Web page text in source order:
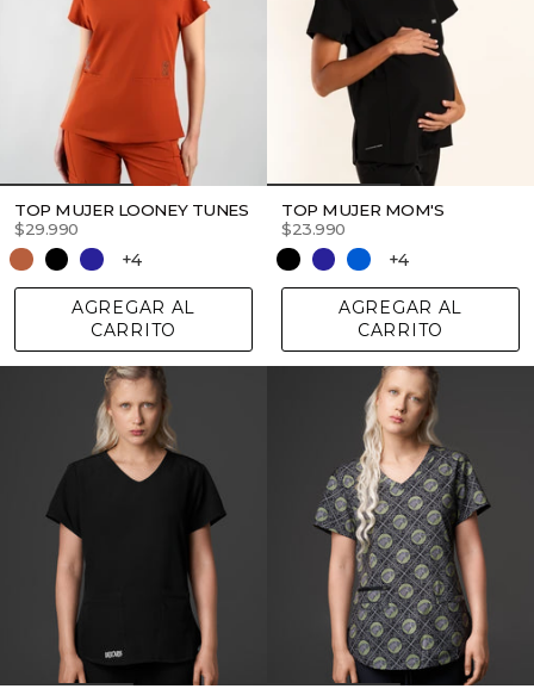
TOP MUJER LOONEY TUNES
$29.990
+4
AGREGAR AL
CARRITO
TOP MUJER MOM'S
$23.990
+4
AGREGAR AL
CARRITO